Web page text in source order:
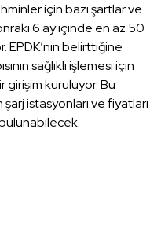
için bazı şartlar ve
6 ay içinde en az 50
EPDK’nın belirttiğine
sağlıklı işlemesi için
girişim kuruluyor. Bu
istasyonları ve fiyatları